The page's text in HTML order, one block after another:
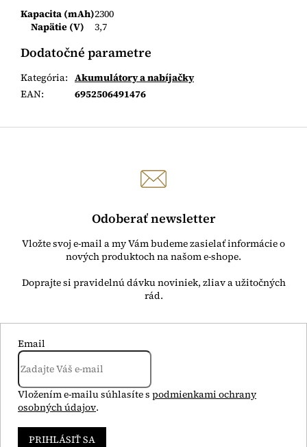
Kapacita (mAh)2300
Napätie (V)
3,7
Dodatočné parametre
Kategória: Akumulátory a nabíjačky
EAN: 6952506491476
Odoberať newsletter
Vložte svoj e-mail a my Vám budeme zasielať informácie o
nových produktoch na našom e-shope.
Email
Vložením e-mailu súhlasíte s podmienkami ochrany
osobných údajov.
PRIHLÁSIŤ SA